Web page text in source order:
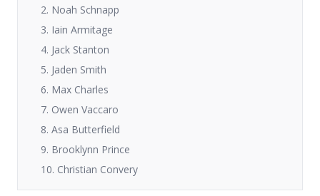
2. Noah Schnapp
3. Iain Armitage
4. Jack Stanton
5. Jaden Smith
6. Max Charles
7. Owen Vaccaro
8. Asa Butterfield
9. Brooklynn Prince
10. Christian Convery